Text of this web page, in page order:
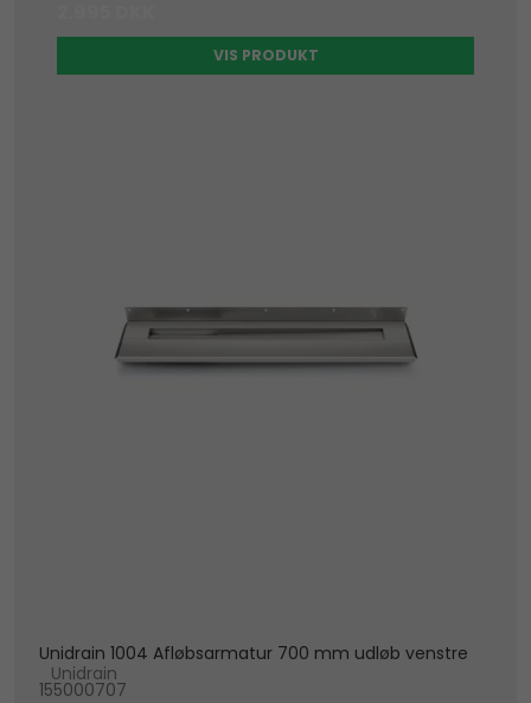
VIS PRODUKT
Unidrain 1004 Afløbsarmatur 700 mm udløb venstre
Unidrain
155000707